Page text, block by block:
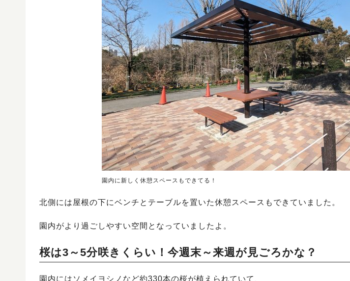
園内に新しく休憩スペースもできてる！
北側には屋根の下にベンチとテーブルを置いた休憩スペースもできていました。
園内がより過ごしやすい空間となっていましたよ。
桜は3～5分咲きくらい！今週末～来週が見ごろかな？
園内にはソメイヨシノなど約330本の桜が植えられていて、